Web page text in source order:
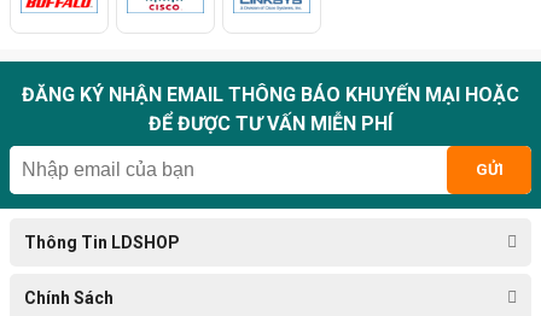
ĐĂNG KÝ NHẬN EMAIL THÔNG BÁO KHUYẾN MẠI HOẶC
ĐỂ ĐƯỢC TƯ VẤN MIỄN PHÍ
GỬI
Thông Tin LDSHOP
Chính Sách